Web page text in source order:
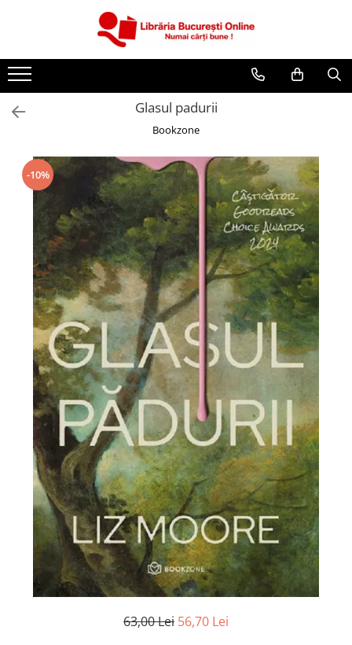
Artă și Enciclopedii
Beletristică
Cărți pentru copii
Cărți pentru tineri
Creșterea copilului
Dezvoltare Personală
Diete și Fitness
Familie și Cuplu
Hobby și Divertisment
Istorie și Civilizații
Istorie și Conspirații
Manuale și Dicționare
Medicină și Sănătate
Practic. Casă și Grădina
Psihologie
Religie
Spiritualitate
Știință și Tehnologie
Științe Politice
Științe Sociale si Umaniste
Glasul padurii
Bookzone
-10%
63,00 Lei 56,70 Lei